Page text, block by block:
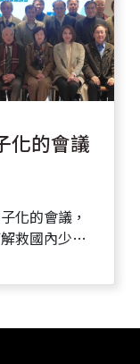
化的會議
化的會議，
救國內少子